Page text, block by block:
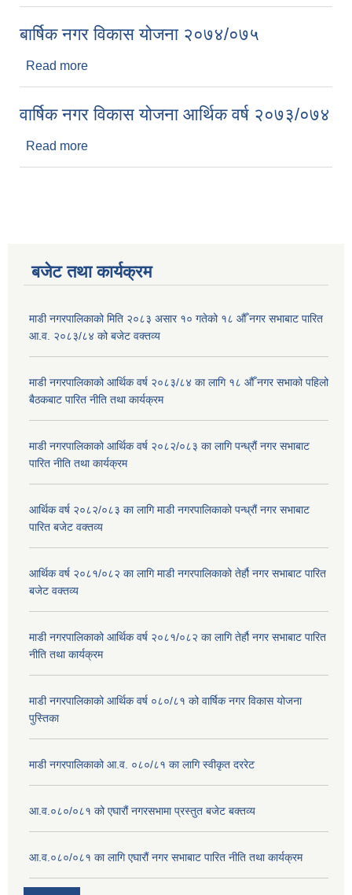
बार्षिक नगर विकास योजना २०७४/०७५
Read more
वार्षिक नगर विकास योजना आर्थिक वर्ष २०७३/०७४
Read more
बजेट तथा कार्यक्रम
माडी नगरपालिकाको मिति २०८३ असार १० गतेको १८ औँ नगर सभाबाट पारित
आ.व. २०८३/८४ को बजेट वक्तव्य
माडी नगरपालिकाको आर्थिक वर्ष २०८३/८४ का लागि १८ औँ नगर सभाको पहिलो
बैठकबाट पारित नीति तथा कार्यक्रम
माडी नगरपालिकाको आर्थिक वर्ष २०८२/०८३ का लागि पन्ध्रौं नगर सभाबाट
पारित नीति तथा कार्यक्रम
आर्थिक वर्ष २०८२/०८३ का लागि माडी नगरपालिकाको पन्ध्रौं नगर सभाबाट
पारित बजेट वक्तव्य
आर्थिक वर्ष २०८१/०८२ का लागि माडी नगरपालिकाको तेर्हौ नगर सभाबाट पारित
बजेट वक्तव्य
माडी नगरपालिकाको आर्थिक वर्ष २०८१/०८२ का लागि तेर्हौ नगर सभाबाट पारित
नीति तथा कार्यक्रम
माडी नगरपालिकाको आर्थिक वर्ष ०८०/८१ को वार्षिक नगर विकास योजना
पुस्तिका
माडी नगरपालिकाको आ.व. ०८०/८१ का लागि स्वीकृत दररेट
आ.व.०८०/०८१ को एघारौं नगरसभामा प्रस्तुत बजेट बक्तव्य
आ.व.०८०/०८१ का लागि एघारौं नगर सभाबाट पारित नीति तथा कार्यक्रम